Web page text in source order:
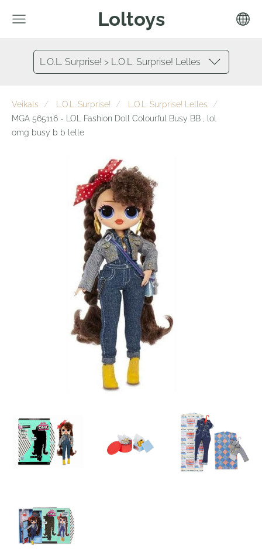
Loltoys
L.O.L. Surprise! > L.O.L. Surprise! Lelles
Veikals L.O.L. Surprise!
L.O.L. Surprise! Lelles
MGA 565116 - LOL Fashion Doll Colourful Busy BB , lol
omg busy b b lelle